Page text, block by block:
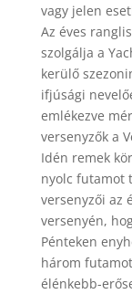
vagy jelen
Az éves
szolgálja a
kerülő
ifjúsági
emlékezve
versenyzők a
Idén remek
nyolc futamot
versenyzői az
versenyén,
Pénteken
három
élénkebb-